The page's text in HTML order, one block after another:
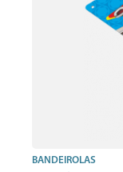
BANDEIROLAS